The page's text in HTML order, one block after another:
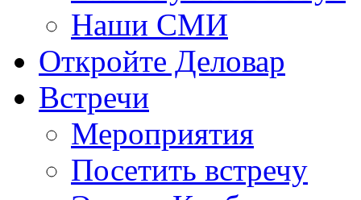
Наши СМИ
Откройте Деловар
Встречи
Мероприятия
Посетить встречу